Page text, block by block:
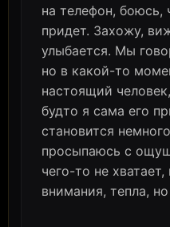
на телефон, боюсь,
придет. Захожу,
улыбается. Мы
но в какой-то
настоящий
будто я сама его
становится
просыпаюсь с
чего-то не
внимания, тепла,